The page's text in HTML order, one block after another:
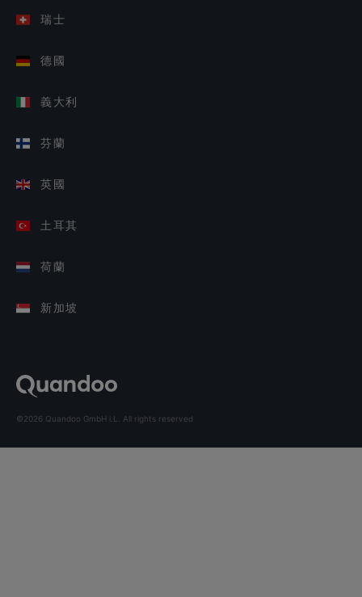
瑞士
德國
義大利
芬蘭
英國
土耳其
荷蘭
新加坡
©2026 Quandoo GmbH i.L. All rights reserved